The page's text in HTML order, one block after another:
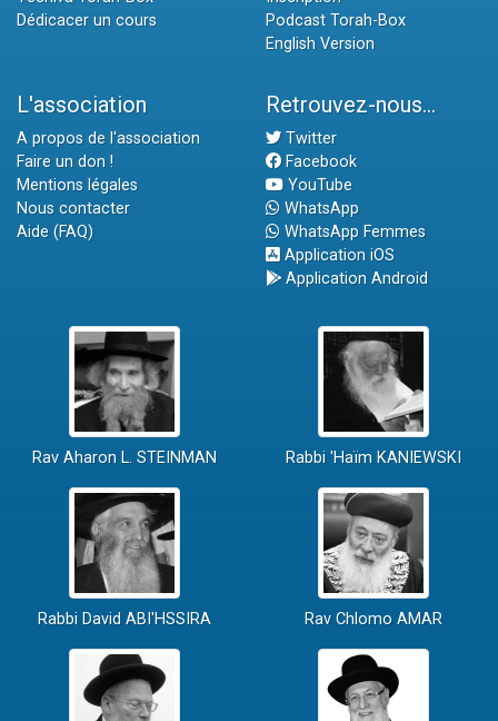
Dédicacer un cours
Podcast Torah-Box
English Version
L'association
A propos de l'association
Faire un don !
Mentions légales
Nous contacter
Aide (FAQ)
Retrouvez-nous...
Twitter
Facebook
YouTube
WhatsApp
WhatsApp Femmes
Application iOS
Application Android
Rav Aharon L. STEINMAN Rabbi 'Haïm KANIEWSKI
Rabbi David ABI'HSSIRA Rav Chlomo AMAR